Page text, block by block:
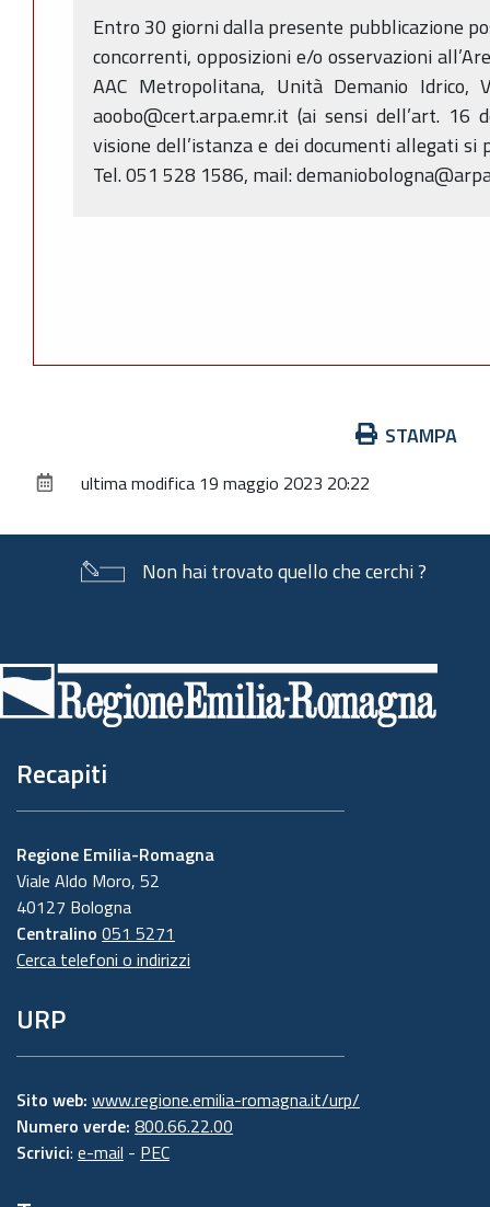
Entro 30 giorni dalla presente pubblicazione
concorrenti, opposizioni e/o osservazioni
AAC Metropolitana, Unità Demanio Idrico,
aoobo@cert.arpa.emr.it (ai sensi dell’art. 16
visione dell’istanza e dei documenti allegati
Tel. 051 528 1586, mail:
documento
STAMPA
ultima modifica 19 maggio 2023 20:22
Non hai trovato quello che cerchi ?
di
pagina
Recapiti
Regione Emilia-Romagna
Viale Aldo Moro, 52
40127 Bologna
Centralino 051 5271
Cerca telefoni o indirizzi
URP
Sito web: www.regione.emilia-romagna.it/urp/
Numero verde: 800.66.22.00
Scrivici: e-mail - PEC